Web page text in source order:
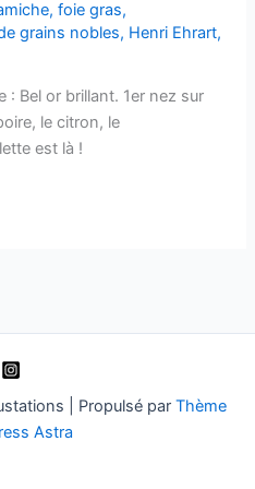
,foie gras,
grains nobles, Henri Ehrart,
: Bel or brillant. 1er nez sur
le citron, le
est là !
| Propulsé par Thème
Astra